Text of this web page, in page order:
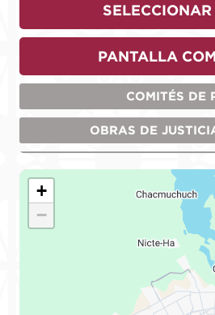
PANTALLA
COMITÉS DE
OBRAS DE
CANCÚN
SI AL
PRESUPUESTO
+
−